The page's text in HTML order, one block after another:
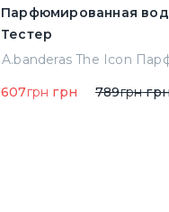
Парфюмированная
Тестер
607грн грн 789грн